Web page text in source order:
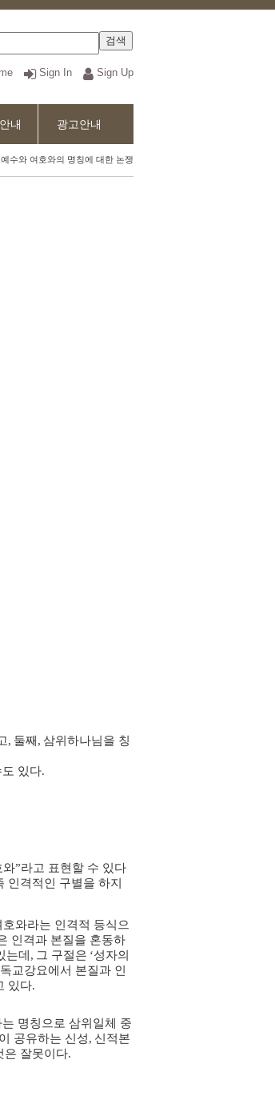
내 광고안내
Sign In Sign Up
예수와 여호와의 명칭에 대한 논쟁
, 둘째 , 삼위하나님을 칭
있다.
와”라고 표현할 수 있다
인격적인 구별을 하지
호와라는 인격적 등식으
인격과 본질을 혼동하
는데 , 그 구절은 ‘성자의
교강요에서 본질과 인
있다.
명칭으로 삼위일체 중
공유하는 신성, 신적본
은 잘못이다.